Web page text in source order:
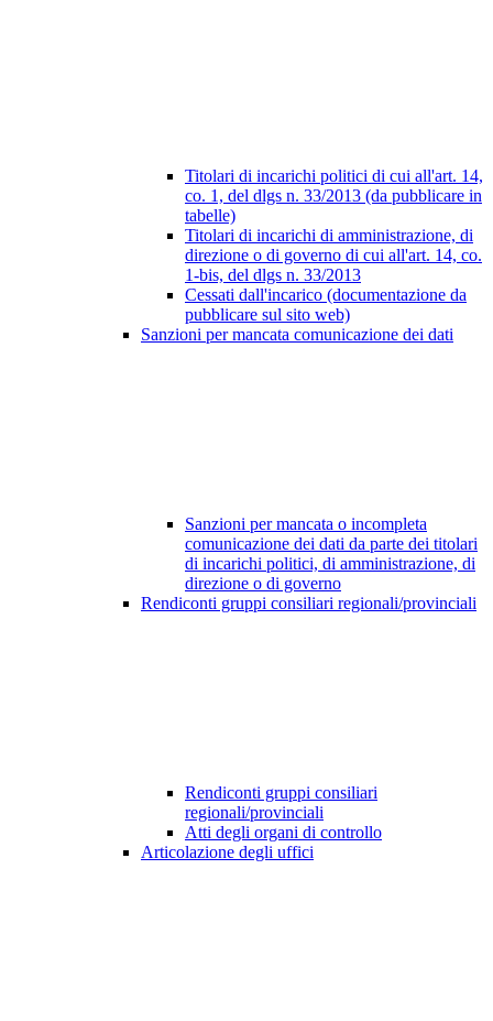
Titolari di incarichi politici di cui all'art. 14,
co. 1, del dlgs n. 33/2013 (da pubblicare in
tabelle)
Titolari di incarichi di amministrazione, di
direzione o di governo di cui all'art. 14, co.
1-bis, del dlgs n. 33/2013
Cessati dall'incarico (documentazione da
pubblicare sul sito web)
Sanzioni per mancata comunicazione dei dati
Sanzioni per mancata o incompleta
comunicazione dei dati da parte dei titolari
di incarichi politici, di amministrazione, di
direzione o di governo
Rendiconti gruppi consiliari regionali/provinciali
Rendiconti gruppi consiliari
regionali/provinciali
Atti degli organi di controllo
Articolazione degli uffici